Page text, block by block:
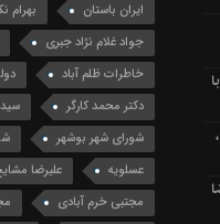
امضا
ایران باستان
بهرام
جواد غلام نژاد جبری
خاطرات ظلم آباد
دکتر محمد کارگر
شورای شهر بوشهر
عسلویه
علیرضا
مجتبی خرم آبادی